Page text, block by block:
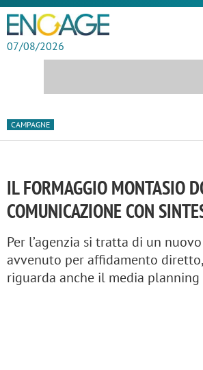
07/08/2026
CAMPAGNE
IL FORMAGGIO MONTASIO
COMUNICAZIONE CON
Per l’agenzia si tratta di un
avvenuto per affidamento
riguarda anche il media planning